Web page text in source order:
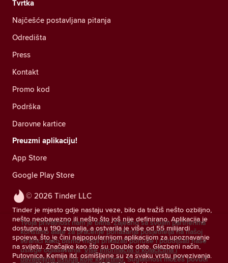
© 2026 Tinder LLC
Tinder je mjesto gdje nastaju veze, bilo da tražiš nešto ozbiljno,
nešto neobavezno ili nešto što još nije definirano. Aplikacija je
dostupna u 190 zemalja, a ostvarila je više od 55 milijardi
spojeva, što je čini najpopularnijom aplikacijom za upoznavanje
na svijetu. Značajke kao što su Double date, Glazbeni način,
Putovnica, Kemija itd. osmišljene su za svaku vrstu povezivanja.
Tvrtka
Najčešće postavljana pitanja
Odredišta
Press
Kontakt
Promo kod
Podrška
Darovne kartice
Preuzmi aplikaciju!
App Store
Google Play Store
Tvoja privatnost nam je bitna. Zajedno sa svojim partnerima
koristimo alate za praćenje ponašanja posjetitelja na našoj
stranici kako bismo mogli prikazati ponude i poboljšati naše
usluge oglašavanja. Više informacija o kolačićima i
davateljima usluga koje koristimo. Suglasnost možeš povući